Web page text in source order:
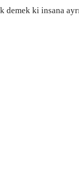
demek ki insana